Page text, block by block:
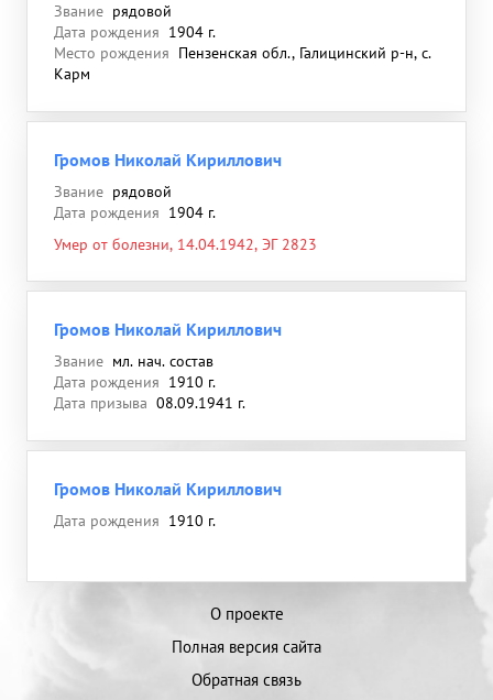
Звание рядовой
Дата рождения 1904 г.
Место рождения Пензенская обл., Галицинский р-н, с.
Карм
Громов Николай Кириллович
Звание рядовой
Дата рождения 1904 г.
Умер от болезни, 14.04.1942, ЭГ 2823
Громов Николай Кириллович
Звание мл. нач. состав
Дата рождения 1910 г.
Дата призыва 08.09.1941 г.
Громов Николай Кириллович
Дата рождения 1910 г.
О проекте
Полная версия сайта
Обратная связь